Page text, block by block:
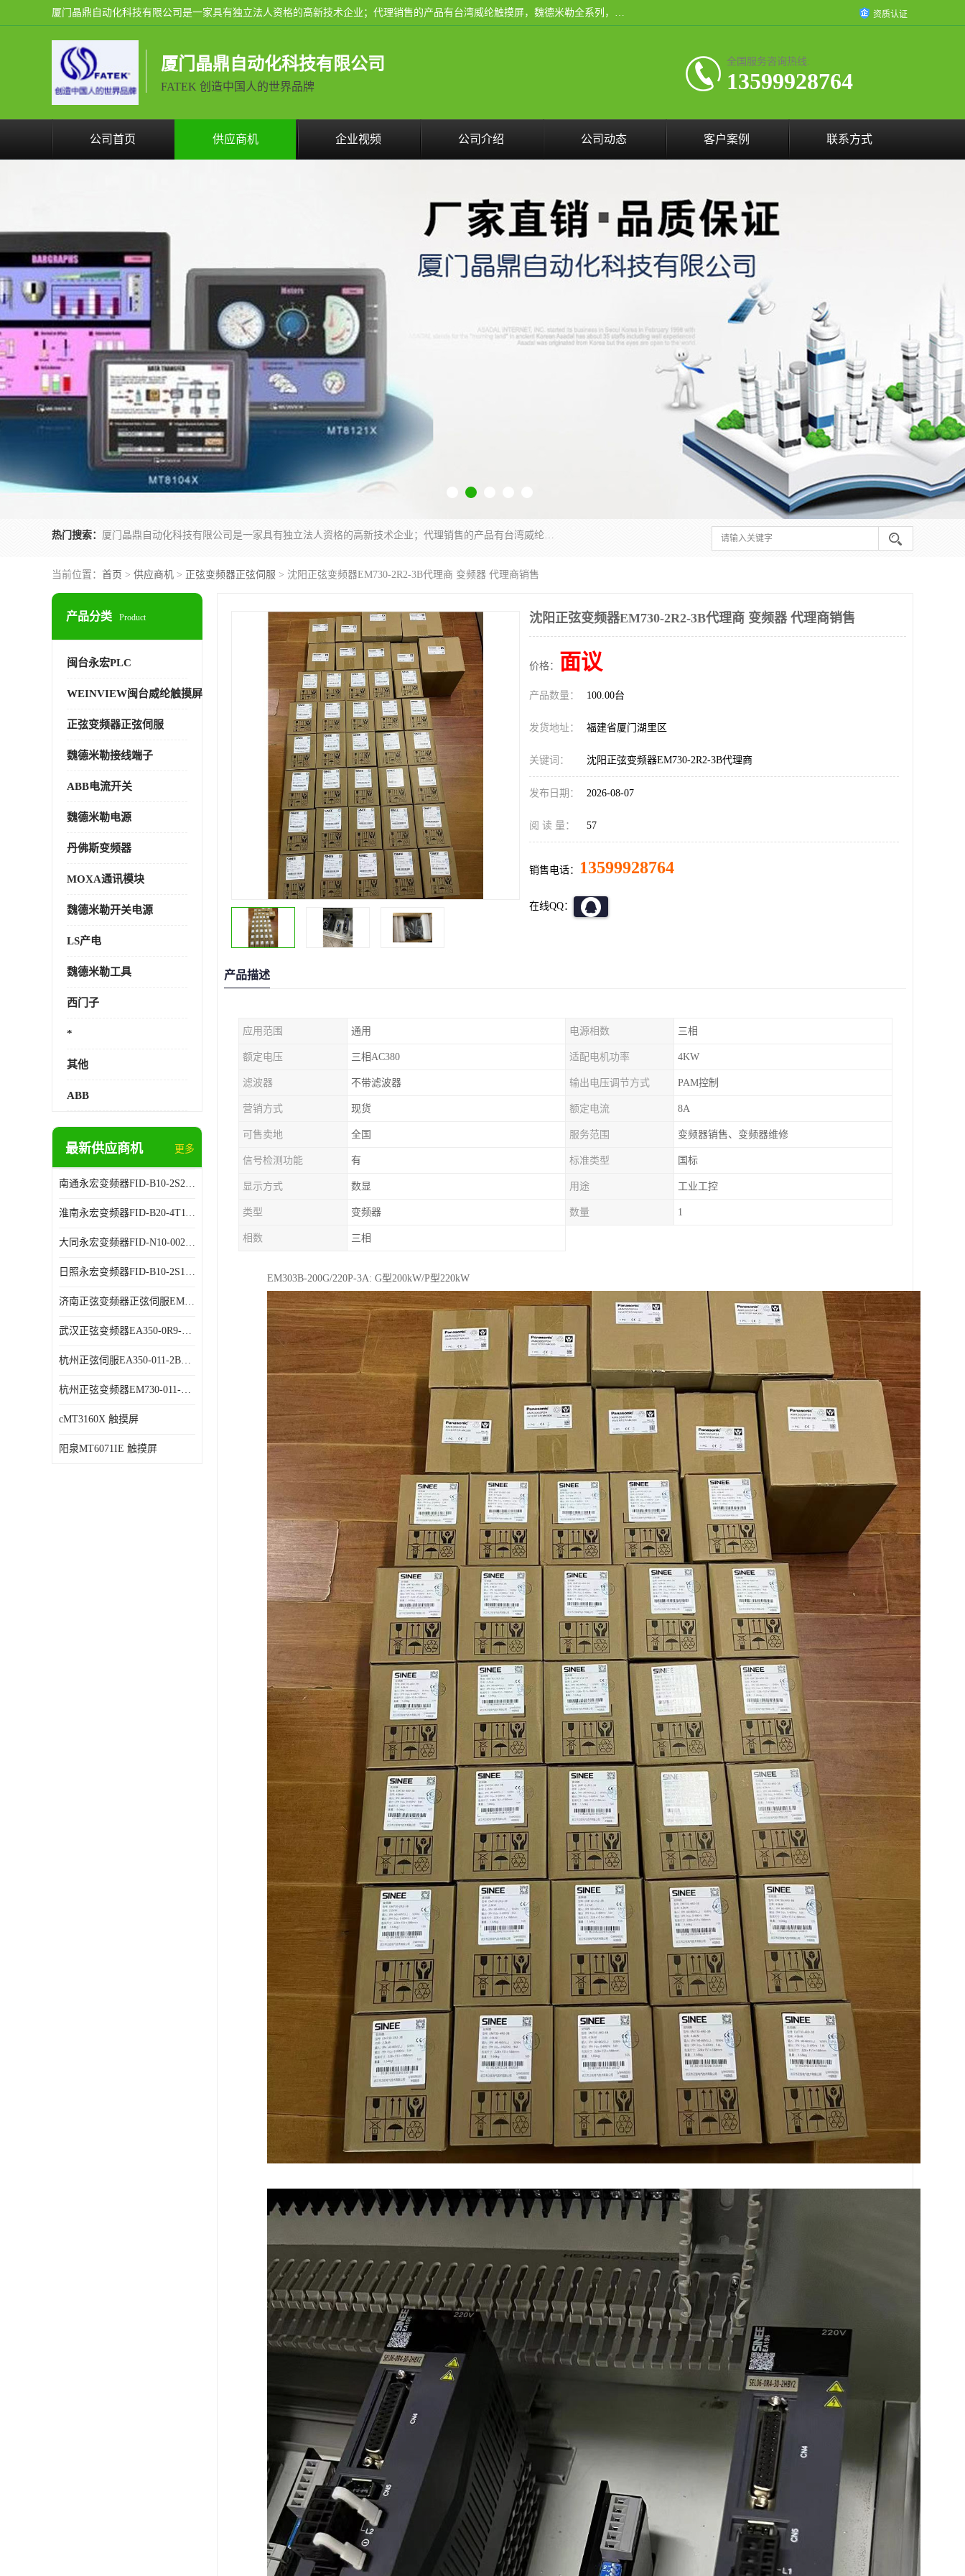
厦门晶鼎自动化科技有限公司是一家具有独立法人资格的高新技术企业；代理销售的产品有台湾威纶触摸屏，魏德米勒全系列，永宏触摸屏,威纶触摸屏,台湾威纶weinview触摸屏,台湾永宏PLC，FATEK,永宏伺服,图儿克总线，施耐德，欧姆龙，西门子，富士变频，K&N蓝系列， BUSSMANN，松下变频器，丹佛斯变频器等。 资质认证
厦门晶鼎自动化科技有限公司
FATEK 创造中国人的世界品牌
全国服务咨询热线:
13599928764
公司首页 供应商机 企业视频 公司介绍 公司动态 客户案例 联系方式
热门搜索： 厦门晶鼎自动化科技有限公司是一家具有独立法人资格的高新技术企业；代理销售的产品有台湾威纶触摸屏，魏德米勒全系列，永宏触摸屏,威纶触摸屏,台湾威纶weinview触摸屏,台湾永宏PLC，FATEK,永宏伺服,图儿克总线，施耐德，欧姆龙，西门子，富士变频，K&N蓝系列， BUSSMANN，松下变频器，丹佛斯变频器等。
当前位置： 首页 > 供应商机 > 正弦变频器正弦伺服 > 沈阳正弦变频器EM730-2R2-3B代理商 变频器 代理商销售
产品分类 Product
闽台永宏PLC
WEINVIEW闽台威纶触摸屏
正弦变频器正弦伺服
魏德米勒接线端子
ABB电流开关
魏德米勒电源
丹佛斯变频器
MOXA通讯模块
魏德米勒开关电源
LS产电
魏德米勒工具
西门子
*
其他
ABB
最新供应商机 更多
南通永宏变频器FID-B10-2S2.2G 厂家销售
淮南永宏变频器FID-B20-4T11G 厂家销售
大同永宏变频器FID-N10-002243 厂家销售
日照永宏变频器FID-B10-2S1.5G 代理商销售
济南正弦变频器正弦伺服EM730-315-3代理商 变频器 代理商销售
武汉正弦变频器EA350-0R9-1B代理商 变频器 代理商销售
杭州正弦伺服EA350-011-2B代理商 变频器 代理商销售
杭州正弦变频器EM730-011-3B代理商 变频器 代理商销售
cMT3160X 触摸屏
阳泉MT6071IE 触摸屏
沈阳正弦变频器EM730-2R2-3B代理商 变频器 代理商销售
价格： 面议
产品数量： 100.00台
发货地址： 福建省厦门湖里区
关键词： 沈阳正弦变频器EM730-2R2-3B代理商
发布日期： 2026-08-07
阅 读 量： 57
销售电话： 13599928764
在线QQ：
产品描述
应用范围 通用 电源相数 三相
额定电压 三相AC380 适配电机功率 4KW
滤波器 不带滤波器 输出电压调节方式 PAM控制
营销方式 现货 额定电流 8A
可售卖地 全国 服务范围 变频器销售、变频器维修
信号检测功能 有 标准类型 国标
显示方式 数显 用途 工业工控
类型 变频器 数量 1
相数 三相
EM303B-200G/220P-3A: G型200kW/P型220kW